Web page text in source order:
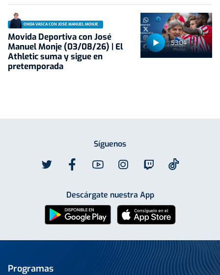
53:04
ONDA VASCA CON JOSÉ MANUEL MONJE
Movida Deportiva con José
Manuel Monje (03/08/26) | El
Athletic suma y sigue en
pretemporada
Síguenos
Descárgate nuestra App
Programas